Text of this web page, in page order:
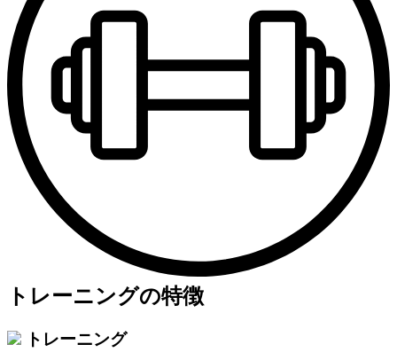
トレーニングの特徴
トレーニング